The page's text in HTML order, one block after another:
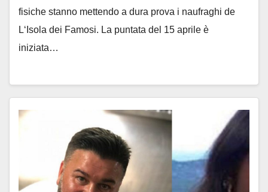
fisiche stanno mettendo a dura prova i naufraghi de
L‘Isola dei Famosi. La puntata del 15 aprile è
iniziata…